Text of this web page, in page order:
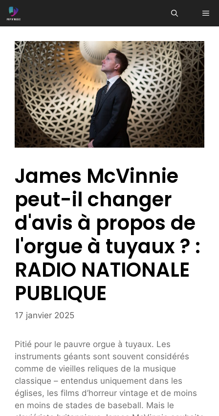
Aller
au
James McVinnie
peut-il changer
d'avis à propos de
l'orgue à tuyaux ? :
RADIO NATIONALE
PUBLIQUE
17 janvier 2025
Pitié pour le pauvre orgue à tuyaux. Les
instruments géants sont souvent considérés
comme de vieilles reliques de la musique
classique – entendus uniquement dans les
églises, les films d’horreur vintage et de moins
en moins de stades de baseball. Mais le